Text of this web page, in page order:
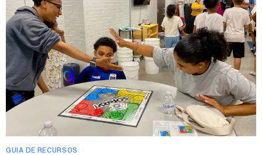
GUIA DE RECURSOS